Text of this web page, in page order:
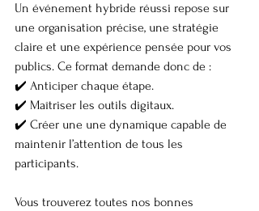
Un événement hybride réussi repose sur
une organisation précise, une stratégie
claire et une expérience pensée pour vos
publics. Ce format demande donc de :
✔️ Anticiper chaque étape.
✔️ Maîtriser les outils digitaux.
✔️ Créer une une dynamique capable de
maintenir l’attention de tous les
participants.
Vous trouverez toutes nos bonnes